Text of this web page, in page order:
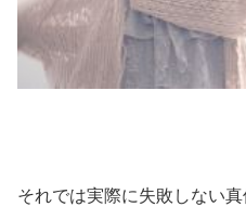
それでは実際に失敗しない